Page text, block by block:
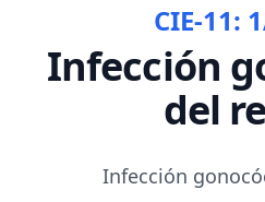
CIE-11:
Infección
del
Infección